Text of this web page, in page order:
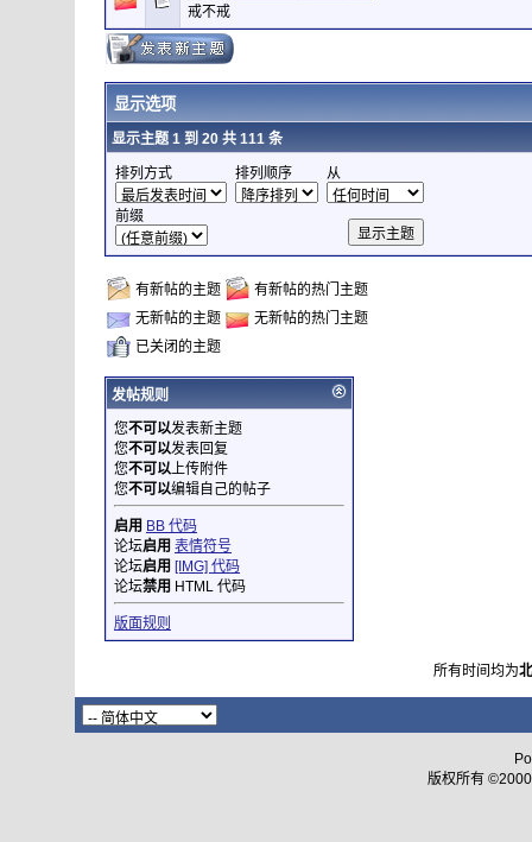
戒不戒
显示选项
显示主题 1 到 20 共 111 条
排列方式 排列顺序 从
前缀
有新帖的主题
有新帖的热门主题
无新帖的主题
无新帖的热门主题
已关闭的主题
发帖规则
您不可以发表新主题
您不可以发表回复
您不可以上传附件
您不可以编辑自己的帖子
启用 BB 代码
论坛启用 表情符号
论坛启用 [IMG] 代码
论坛禁用 HTML 代码
版面规则
所有时间均为
版权所有